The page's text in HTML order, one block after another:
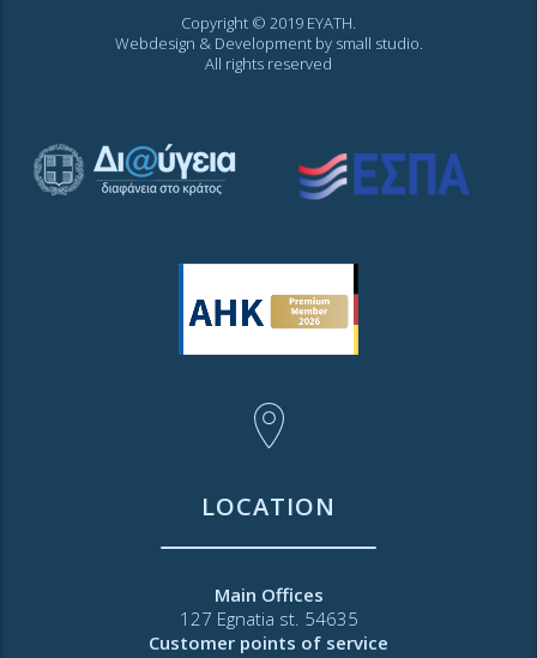
Copyright © 2019 EYATH.
Webdesign & Development by small studio.
All rights reserved
LOCATION
Main Offices
127 Egnatia st. 54635
Customer points of service